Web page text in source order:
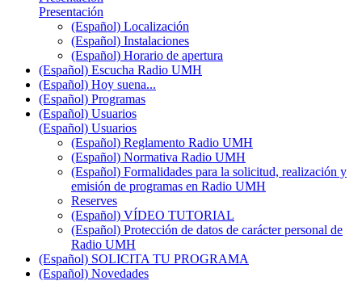
Presentación
(Español) Localización
(Español) Instalaciones
(Español) Horario de apertura
(Español) Escucha Radio UMH
(Español) Hoy suena...
(Español) Programas
(Español) Usuarios
(Español) Usuarios
(Español) Reglamento Radio UMH
(Español) Normativa Radio UMH
(Español) Formalidades para la solicitud, realización y
emisión de programas en Radio UMH
Reserves
(Español) VÍDEO TUTORIAL
(Español) Protección de datos de carácter personal de
Radio UMH
(Español) SOLICITA TU PROGRAMA
(Español) Novedades